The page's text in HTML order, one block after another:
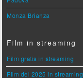
Monza Brianza
Film in streaming
Film gratis in streaming
Film del 2025 in streaming